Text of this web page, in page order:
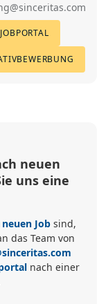
JOBPORTAL
neuen
uns eine
neuen Jobsind,
das Team von
nach einer